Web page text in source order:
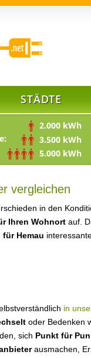
STÄDTE
2.000 kWh
3.500 kWh
5.000 kWh
vergleichen
in den
Ihren Wohnort auf.
Hemau
in
oder Bedenken
sich Punkt für
ausmachen,